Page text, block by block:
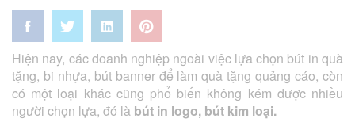
Hiện nay, các doanh nghiệp ngoài việc lựa chọn bút in quà
tặng, bi nhựa, bút banner để làm quà tặng quảng cáo, còn
có một loại khác cũng phổ biến không kém được nhiều
người chọn lựa, đó là bút in logo, bút kim loại.